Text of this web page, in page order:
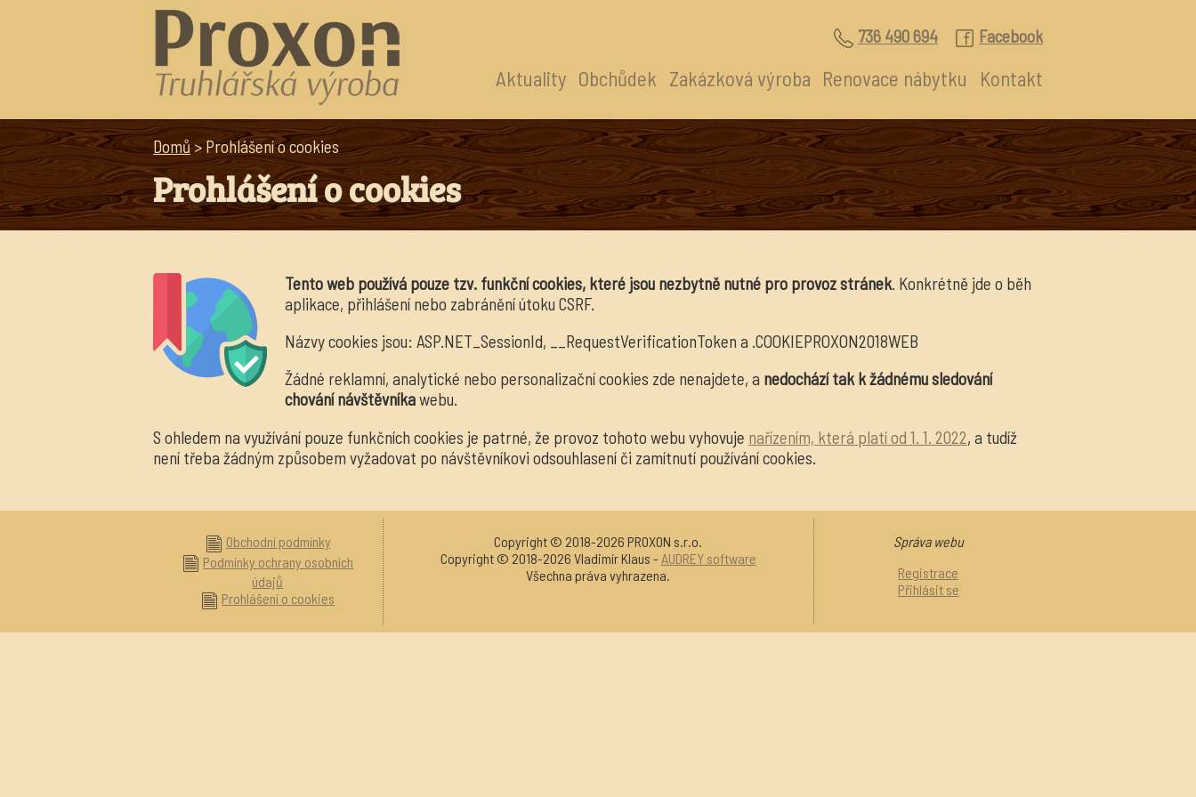
736 490 694 Facebook
Aktuality Obchůdek Zakázková výroba Renovace nábytku Kontakt
Domů> Prohlášení o cookies
Prohlášení o cookies
Tento web používá pouze tzv. funkční cookies, které jsou nezbytně nutné pro provoz stránek. Konkrétně jde o běh
aplikace, přihlášení nebo zabránění útoku CSRF.
Názvy cookies jsou: ASP.NET_SessionId, __RequestVerificationToken a .COOKIEPROXON2018WEB
Žádné reklamní, analytické nebo personalizační cookies zde nenajdete, a nedochází tak k žádnému sledování
chování návštěvníkawebu.
S ohledem na využívání pouze funkčních cookies je patrné, že provoz tohoto webu vyhovuje nařízením, která platí od 1. 1. 2022, a tudíž
není třeba žádným způsobem vyžadovat po návštěvníkovi odsouhlasení či zamítnutí používání cookies.
Obchodní podmínky
Podmínky ochrany osobních
údajů
Prohlášení o cookies
Copyright © 2018-2026 PROXON s.r.o.
Copyright © 2018-2026 Vladimír Klaus - AUDREY software
Všechna práva vyhrazena.
Správa webu
Registrace
Přihlásit se